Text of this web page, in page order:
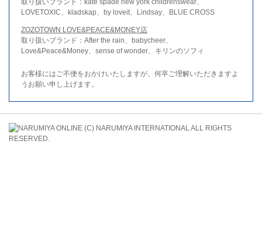
LOVETOXIC、kladskap、by loveit、Lindsay、BLUE CROSS
ZOZOTOWN LOVE&PEACE&MONEY店
取り扱いブランド：After the rain、babycheer、
Love&Peace&Money、sense of wonder、キリンのソフィ
お客様にはご不便をおかけいたしますが、何卒ご理解いただきますよ
うお願い申し上げます。